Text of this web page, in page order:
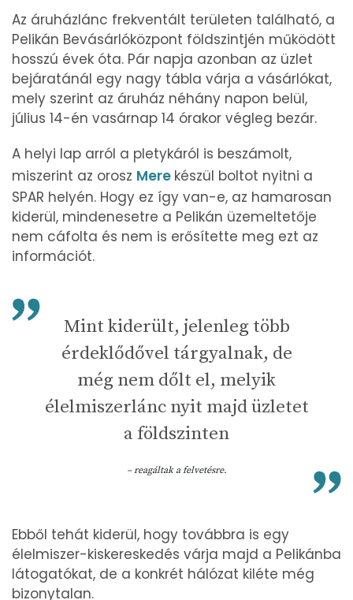
Az áruházlánc frekventált területen található, a
Pelikán Bevásárlóközpont földszintjén működött
hosszú évek óta. Pár napja azonban az üzlet
bejáratánál egy nagy tábla várja a vásárlókat,
mely szerint az áruház néhány napon belül,
július 14-én vasárnap 14 órakor végleg bezár.
A helyi lap arról a pletykáról is beszámolt,
miszerint az orosz Mere készül boltot nyitni a
SPAR helyén. Hogy ez így van-e, az hamarosan
kiderül, mindenesetre a Pelikán üzemeltetője
nem cáfolta és nem is erősítette meg ezt az
információt.
Mint kiderült, jelenleg több
érdeklődővel tárgyalnak, de
még nem dőlt el, melyik
élelmiszerlánc nyit majd üzletet
a földszinten
– reagáltak a felvetésre.
Ebből tehát kiderül, hogy továbbra is egy
élelmiszer-kiskereskedés várja majd a Pelikánba
látogatókat, de a konkrét hálózat kiléte még
bizonytalan.